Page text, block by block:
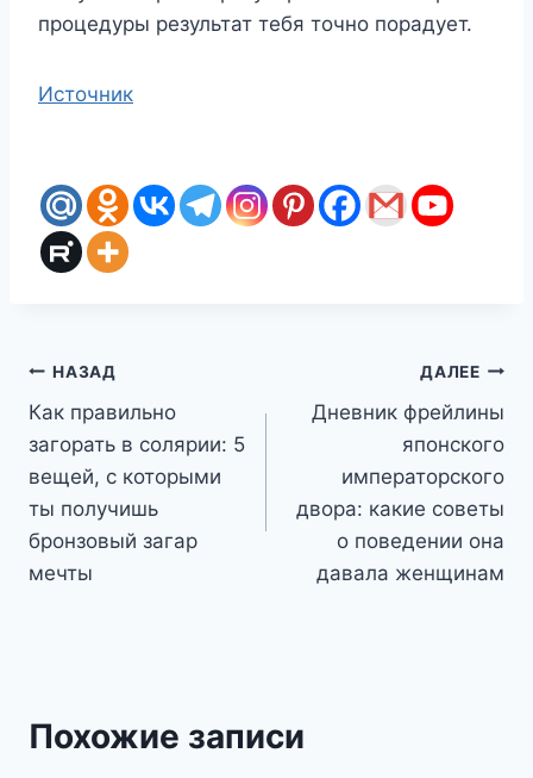
процедуры результат тебя точно порадует.
Источник
Навигация
по
записям
НАЗАД
Как правильно
загорать в солярии: 5
вещей, с которыми
ты получишь
бронзовый загар
мечты
ДАЛЕЕ
Дневник фрейлины
японского
императорского
двора: какие советы
о поведении она
давала женщинам
Похожие записи